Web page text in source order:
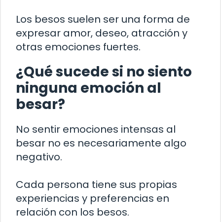
Los besos suelen ser una forma de
expresar amor, deseo, atracción y
otras emociones fuertes.
¿Qué sucede si no siento
ninguna emoción al
besar?
No sentir emociones intensas al
besar no es necesariamente algo
negativo.
Cada persona tiene sus propias
experiencias y preferencias en
relación con los besos.